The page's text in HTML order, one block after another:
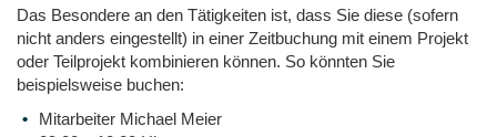
Das Besondere an den Tätigkeiten ist, dass Sie diese (sofern
nicht anders eingestellt) in einer Zeitbuchung mit einem Projekt
oder Teilprojekt kombinieren können. So könnten Sie
beispielsweise buchen:
Mitarbeiter Michael Meier